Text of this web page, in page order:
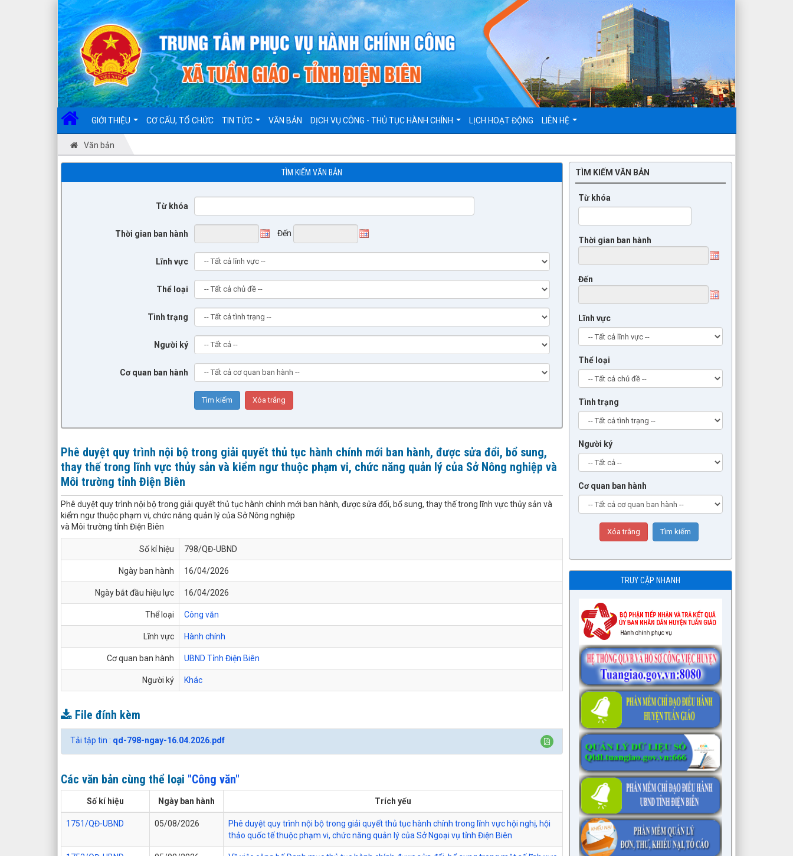
GIỚI THIỆU CƠ CẤU, TỔ CHỨC TIN TỨC VĂN BẢN DỊCH VỤ CÔNG - THỦ TỤC HÀNH CHÍNH LỊCH HOẠT ĐỘNG LIÊN HỆ
Văn bản
TÌM KIẾM VĂN BẢN
Từ khóa
Thời gian ban hành Đến
Lĩnh vực
Thể loại
Tình trạng
Người ký
Cơ quan ban hành
Phê duyệt quy trình nội bộ trong giải quyết thủ tục hành chính mới ban hành, được sửa đổi, bổ sung,
thay thế trong lĩnh vực thủy sản và kiểm ngư thuộc phạm vi, chức năng quản lý của Sở Nông nghiệp và
Môi trường tỉnh Điện Biên
Phê duyệt quy trình nội bộ trong giải quyết thủ tục hành chính mới ban hành, được sửa đổi, bổ sung, thay thế trong lĩnh vực thủy sản và
kiểm ngư thuộc phạm vi, chức năng quản lý của Sở Nông nghiệp
và Môi trường tỉnh Điện Biên
Số kí hiệu 798/QĐ-UBND
Ngày ban hành 16/04/2026
Ngày bắt đầu hiệu lực 16/04/2026
Thể loại Công văn
Lĩnh vực Hành chính
Cơ quan ban hành UBND Tỉnh Điện Biên
Người ký Khác
File đính kèm
Tải tập tin : qd-798-ngay-16.04.2026.pdf
Các văn bản cùng thể loại "Công văn"
Số kí hiệu Ngày ban hành Trích yếu
1751/QĐ-UBND 05/08/2026
Phê duyệt quy trình nội bộ trong giải quyết thủ tục hành chính trong lĩnh vực hội nghị, hội
thảo quốc tế thuộc phạm vi, chức năng quản lý của Sở Ngoại vụ tỉnh Điện Biên
TÌM KIẾM VĂN BẢN
Từ khóa
Thời gian ban hành
Đến
Lĩnh vực
Thể loại
Tình trạng
Người ký
Cơ quan ban hành
TRUY CẬP NHANH